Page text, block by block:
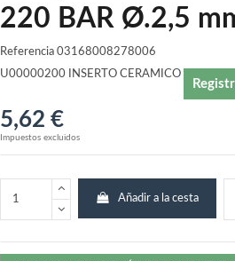
220 BAR Ø.2,5
Referencia 03168008278006
U00000200 INSERTO CERAMICO
5,62 €
Impuestos excluidos
Añadir a la cesta